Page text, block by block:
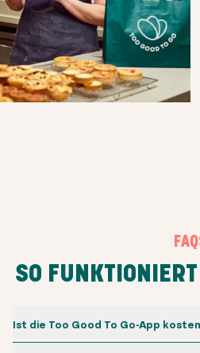
SO FUNKTIONIERT
Ist die Too Good To Go-App